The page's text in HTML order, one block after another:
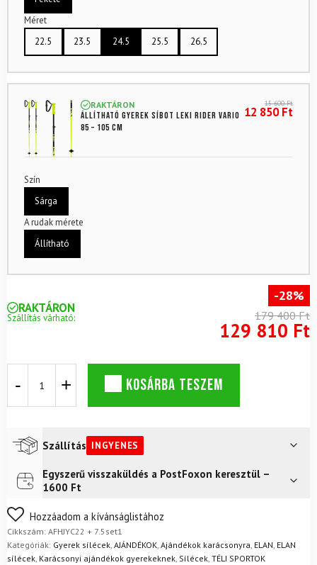
Méret
22.5
23.5 24.5 25.5 26.5
RAKTÁRON
Állítható gyerek síbot LEKI Rider Vario
85 – 105 cm
15 600Ft
12 850Ft
Szín
Sárga
A rudak mérete
Állítható
RAKTÁRON
Szállítás várható:
-28%
179 400 Ft
129 810 Ft
ELAN
Shift
GW
sícipő
botok
mennyiség
KOSÁRBA TESZEM
Szállítás INGYENES
Futár a címreIngyenes
Egyszerű visszaküldés a PostFoxon keresztül –
1600 Ft
Nem biztos a választásában? Semmi gond – a terméket
egyszerűen visszaküldheti 14 napon belül, indoklás nélkül.
Mik a visszaküldés feltételei?
Hozzáadom a kívánságlistához
Cikkszám: AFHJYC22 + 7.5set1
Kategóriák: Gyerek sílécek, AJÁNDÉKOK, Ajándékok karácsonyra, ELAN, ELAN
sílécek, Karácsonyi ajándékok gyerekeknek, Sílécek, TÉLI SPORTOK